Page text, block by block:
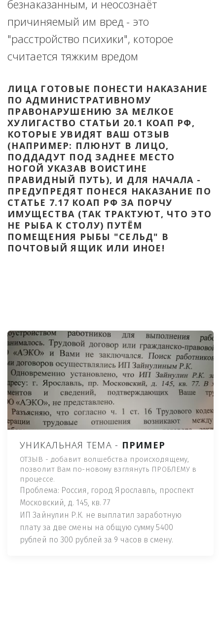
безнаказанным, и неосознаёт
причиняемый им вред - это
"расстройство психики", которое
считается тяжким вредом
ЛИЦА ГОТОВЫЕ ПОНЕСТИ НАКАЗАНИЕ
ПО АДМИНИСТРАТИВНОМУ
ПРАВОНАРУШЕНИЮ ЗА МЕЛКОЕ
ХУЛИГАСТВО СТАТЬИ 20.1 КОАП РФ,
КОТОРЫЕ УВИДЯТ ВАШ ОТЗЫВ
(НАПРИМЕР: ПЛЮНУТ В ЛИЦО,
ПОДДАДУТ ПОД ЗАДНЕЕ МЕСТО
НОГОЙ УКАЗАВ ВОИСТИНЕ
ПРАВИДНЫЙ ПУТЬ), И ДЛЯ НАЧАЛА -
ПРЕДУПРЕДЯТ ПОНЕСЯ НАКАЗАНИЕ ПО
СТАТЬЕ 7.17 КОАП РФ ЗА ПОРЧУ
ИМУЩЕСТВА (ТАК ТРАКТУЮТ, ЧТО ЭТО
НЕ РЫБА К СТОЛУ) ПУТЁМ
ПОМЕЩЕНИЯ РЫБЫ "СЕЛЬД" В
ПОЧТОВЫЙ ЯЩИК ИЛИ ИНОЕ!
УНИКАЛЬНАЯ ТЕМА - ПРИМЕР
ОТЗЫВ - добавит волшебства происходящему,
позволит Вам по-новому взглянуть ПРОБЛЕМУ в
процессе.
Проблема: Россия, город Ярославль, проспект
Московский, д. 145, кв. 77
ИП Зайнулин Р.К. не выплатил заработную
плату за две смены на общую сумму 5400
рублей по 300 рублей за 9 часов в смену.